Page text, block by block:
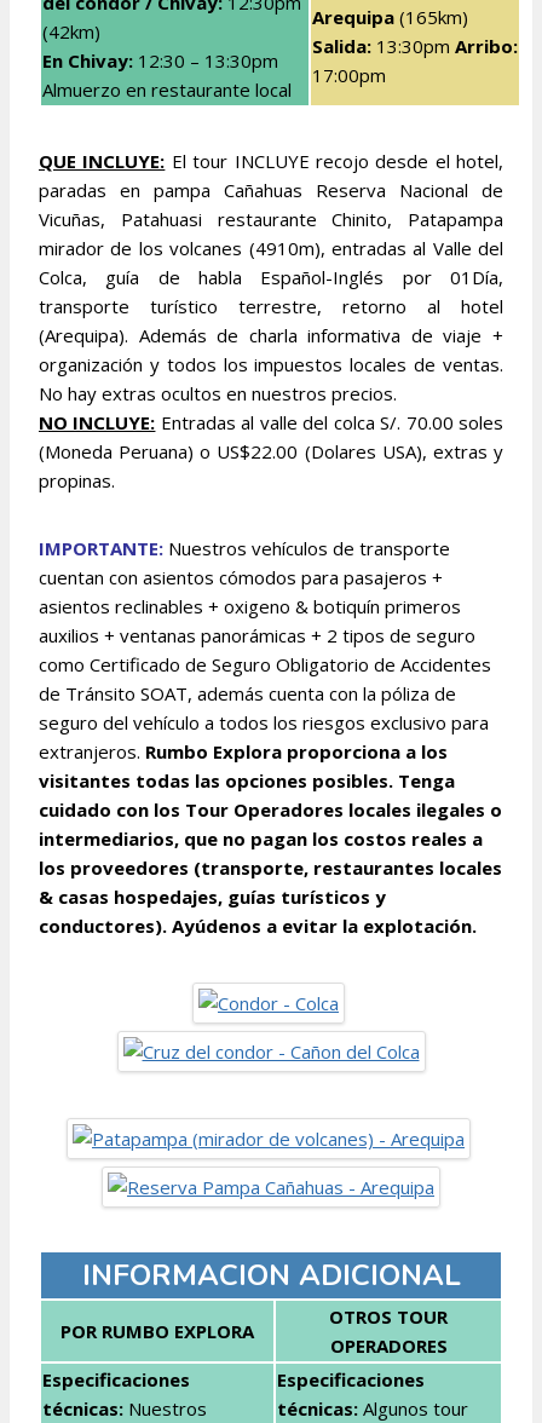
(42km)
En Chivay: 12:30 – 13:30pm
Almuerzo en restaurante local
Arequipa (165km)
Salida: 13:30pm Arribo:
17:00pm
QUE INCLUYE: El tour INCLUYE recojo desde el hotel,
paradas en pampa Cañahuas Reserva Nacional de
Vicuñas, Patahuasi restaurante Chinito, Patapampa
mirador de los volcanes (4910m), entradas al Valle del
Colca, guía de habla Español-Inglés por 01Día,
transporte turístico terrestre, retorno al hotel
(Arequipa). Además de charla informativa de viaje +
organización y todos los impuestos locales de ventas.
No hay extras ocultos en nuestros precios.
NO INCLUYE: Entradas al valle del colca S/. 70.00 soles
(Moneda Peruana) o US$22.00 (Dolares USA), extras y
propinas.
IMPORTANTE: Nuestros vehículos de transporte
cuentan con asientos cómodos para pasajeros +
asientos reclinables + oxigeno & botiquín primeros
auxilios + ventanas panorámicas + 2 tipos de seguro
como Certificado de Seguro Obligatorio de Accidentes
de Tránsito SOAT, además cuenta con la póliza de
seguro del vehículo a todos los riesgos exclusivo para
extranjeros. Rumbo Explora proporciona a los
visitantes todas las opciones posibles. Tenga
cuidado con los Tour Operadores locales ilegales o
intermediarios, que no pagan los costos reales a
los proveedores (transporte, restaurantes locales
& casas hospedajes, guías turísticos y
conductores). Ayúdenos a evitar la explotación.
INFORMACION ADICIONAL
POR RUMBO EXPLORA
OTROS TOUR
OPERADORES
Especificaciones
técnicas: Nuestros
Especificaciones
técnicas: Algunos tour